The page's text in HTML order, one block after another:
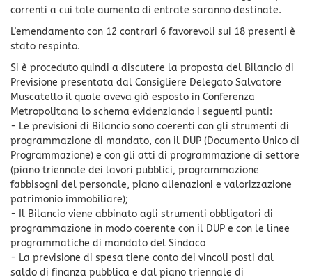
correnti a cui tale aumento di entrate saranno destinate.
L'emendamento con 12 contrari 6 favorevoli sui 18 presenti è
stato respinto.
Si è proceduto quindi a discutere la proposta del Bilancio di
Previsione presentata dal Consigliere Delegato Salvatore
Muscatello il quale aveva già esposto in Conferenza
Metropolitana lo schema evidenziando i seguenti punti:
- Le previsioni di Bilancio sono coerenti con gli strumenti di
programmazione di mandato, con il DUP (Documento Unico di
Programmazione) e con gli atti di programmazione di settore
(piano triennale dei lavori pubblici, programmazione
fabbisogni del personale, piano alienazioni e valorizzazione
patrimonio immobiliare);
- Il Bilancio viene abbinato agli strumenti obbligatori di
programmazione in modo coerente con il DUP e con le linee
programmatiche di mandato del Sindaco
- La previsione di spesa tiene conto dei vincoli posti dal
saldo di finanza pubblica e dal piano triennale di